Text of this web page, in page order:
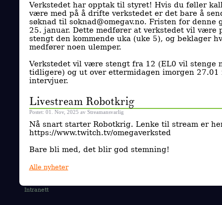
Verkstedet har opptak til styret! Hvis du føller
være med på å drifte verkstedet er det bare å
søknad til soknad@omegav.no. Fristen for denne
25. januar. Dette medfører at verkstedet vil være
stengt den kommende uka (uke 5), og beklager
medfører noen ulemper.
Verkstedet vil være stengt fra 12 (EL0 vil stenge
tidligere) og ut over ettermidagen imorgen 27.01
intervjuer.
Livestream Robotkrig
Postet: 01. Nov, 2025 av Streamansvarlig
Nå snart starter Robotkrig. Lenke til stream er
https://www.twitch.tv/omegaverksted
Bare bli med, det blir god stemning!
Alle nyheter
Intranett